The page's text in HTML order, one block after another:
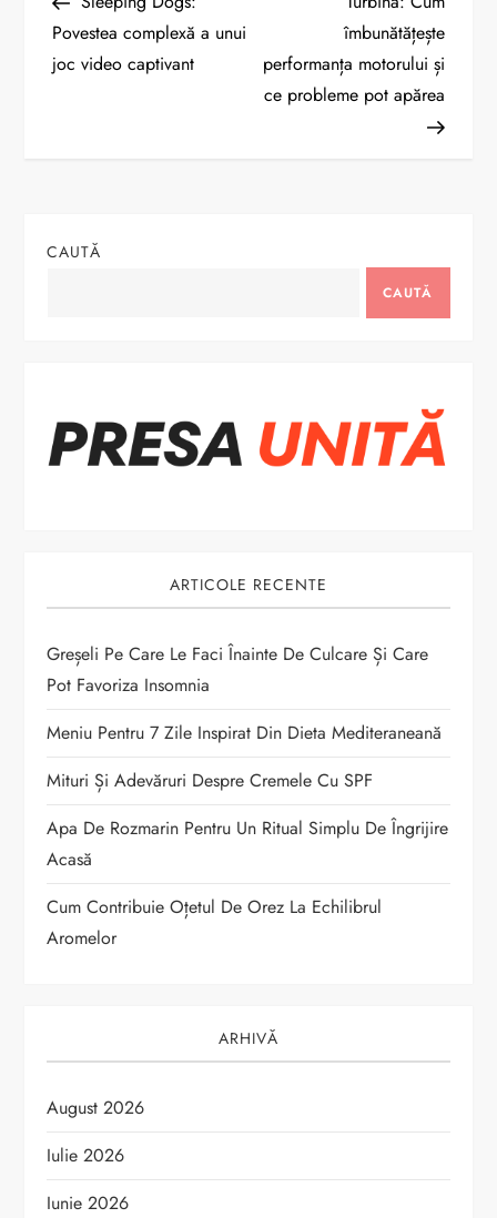
a
v
a
n
t
i
c
o
l
e
Povestea complexă a unui
joc video captivant
îmbunătățește
performanța motorului și
ce probleme pot apărea
CAUTĂ
CAUTĂ
ARTICOLE RECENTE
Greșeli Pe Care Le Faci Înainte De Culcare Și Care
Pot Favoriza Insomnia
Meniu Pentru 7 Zile Inspirat Din Dieta Mediteraneană
Mituri Și Adevăruri Despre Cremele Cu SPF
Apa De Rozmarin Pentru Un Ritual Simplu De Îngrijire
Acasă
Cum Contribuie Oțetul De Orez La Echilibrul
Aromelor
ARHIVĂ
August 2026
Iulie 2026
Iunie 2026